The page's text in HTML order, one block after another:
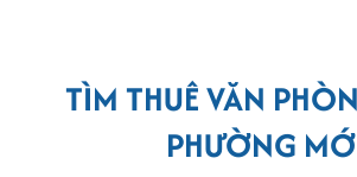
TÌM THUÊ VĂN
PHƯỜNG